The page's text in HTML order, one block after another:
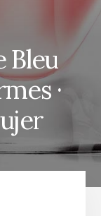
Bleu
·